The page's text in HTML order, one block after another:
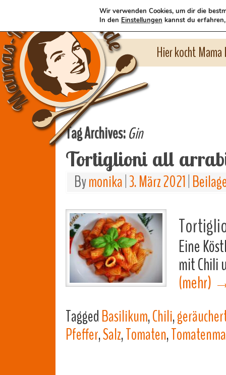
Hier kocht
Tag Archives:Gin
Tortiglioni all
Bymonika 3. März 2021
Eine
mit Chili
(mehr)
TaggedBasilikum,Chili,
Pfeffer,Salz,Tomaten,
Wir verwenden Cookies, um dir die
In den Einstellungen kannst du